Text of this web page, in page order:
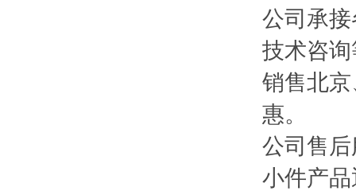
公司承
技术咨
销售北
惠。
公司售
小件产